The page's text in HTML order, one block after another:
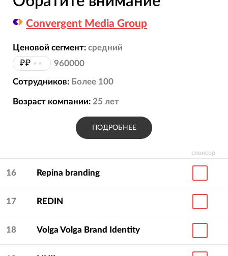
спонсор
Convergent Media Group
Ценовой сегмент: средний
₽₽ •• 960000
Сотрудников: Более 100
Возраст компании: 25 лет
ПОДРОБНЕЕ
16 Repina branding
17 REDIN
18 Volga Volga Brand Identity